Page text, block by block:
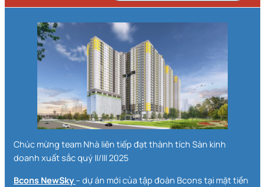
Chúc mừng team Nhà liên tiếp đạt thành tích Sàn kinh
doanh xuất sắc quý II/III 2025
Bcons NewSky– dự án mới của tập đoàn Bcons tại mặt tiền